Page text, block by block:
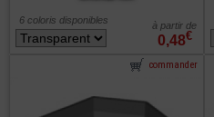
0,48€
à partir de
6 coloris disponibles
commander